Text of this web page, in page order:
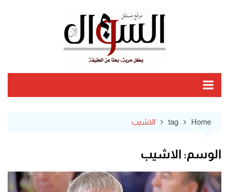
Home
tag الاشيب
الوسم: الاشيب